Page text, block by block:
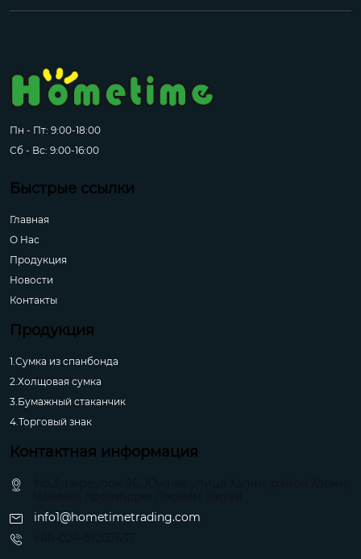
Пн - Пт: 9:00-18:00
Сб - Вс: 9:00-16:00
Быстрые ссылки
Главная
О Hас
Продукция
Новости
Контакты
Продукция
1.Сумка из спанбонда
2.Холщовая сумка
3.Бумажный стаканчик
4.Торговый знак
Контактная информация
info1@hometimetrading.com